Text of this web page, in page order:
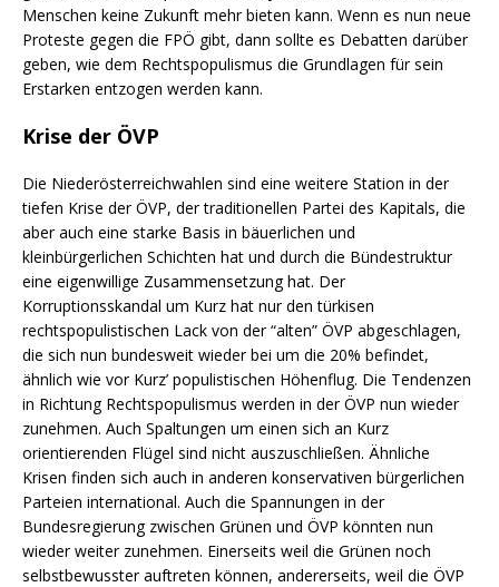
Menschen keine Zukunft mehr bieten kann. Wenn es nun neue
Proteste gegen die FPÖ gibt, dann sollte es Debatten darüber
geben, wie dem Rechtspopulismus die Grundlagen für sein
Erstarken entzogen werden kann.
Krise der ÖVP
Die Niederösterreichwahlen sind eine weitere Station in der
tiefen Krise der ÖVP, der traditionellen Partei des Kapitals, die
aber auch eine starke Basis in bäuerlichen und
kleinbürgerlichen Schichten hat und durch die Bündestruktur
eine eigenwillige Zusammensetzung hat. Der
Korruptionsskandal um Kurz hat nur den türkisen
rechtspopulistischen Lack von der “alten” ÖVP abgeschlagen,
die sich nun bundesweit wieder bei um die 20% befindet,
ähnlich wie vor Kurz’ populistischen Höhenflug. Die Tendenzen
in Richtung Rechtspopulismus werden in der ÖVP nun wieder
zunehmen. Auch Spaltungen um einen sich an Kurz
orientierenden Flügel sind nicht auszuschließen. Ähnliche
Krisen finden sich auch in anderen konservativen bürgerlichen
Parteien international. Auch die Spannungen in der
Bundesregierung zwischen Grünen und ÖVP könnten nun
wieder weiter zunehmen. Einerseits weil die Grünen noch
selbstbewusster auftreten können, andererseits, weil die ÖVP